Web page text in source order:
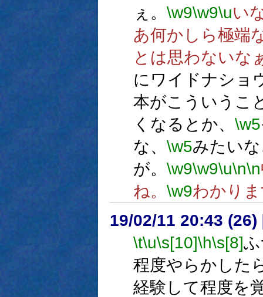
ぇ。 \w9\w9\uい
あ何かしら極端
とは思わないな
にワイドナショ
本がこういうこ
くなるとか、 \w5
な、 \w5みたい
が。 \w9\w9\u\n\n
ね。 \w9わかり
19/02/11 20:43 (26)
\t\u\s[10]\h\s[8]
程度やらかした
経験して程度を